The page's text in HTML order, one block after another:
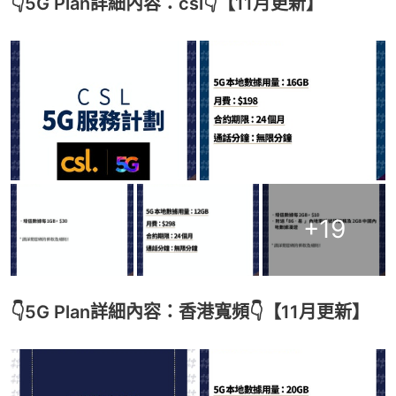
+19
👇5G Plan詳細內容：香港寬頻👇【11月更新】